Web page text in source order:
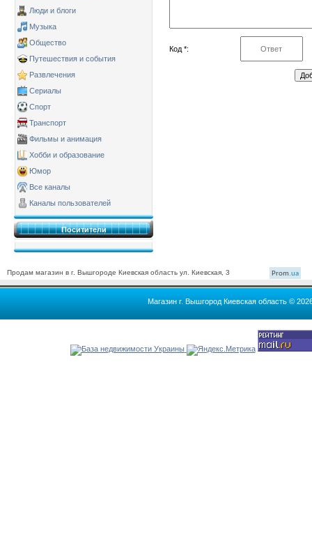
Люди и блоги
Музыка
Общество
Путешествия и события
Развлечения
Сериалы
Спорт
Транспорт
Фильмы и анимация
Хобби и образование
Юмор
Все каналы
Каналы пользователей
Поситители
Код *:
Продам магазин в г. Вышгороде Киевская область ул. Киевская, 3 Prom.ua
Магазин г. Вышгород Киевская область ©